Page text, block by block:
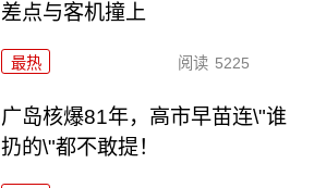
差点与客机撞上
最热 阅读 5225
广岛核爆81年，高市早苗连\"谁
扔的\"都不敢提！